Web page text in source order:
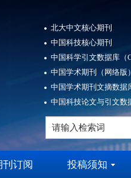
北大中文核心期刊
中国科技核心期刊
中国科学引文数据库（
中国学术期刊（网络版
中国学术期刊文摘数据
中国科技论文与引文数
刊订阅 投稿须知